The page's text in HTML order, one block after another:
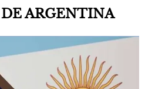
ARGENTINA